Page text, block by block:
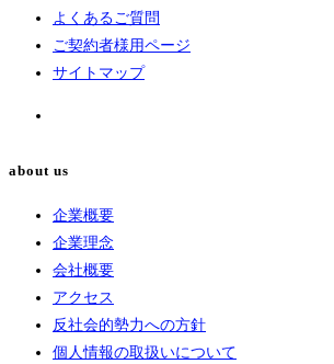
よくあるご質問
ご契約者様用ページ
サイトマップ
about us
企業概要
企業理念
会社概要
アクセス
反社会的勢力への方針
個人情報の取扱いについて